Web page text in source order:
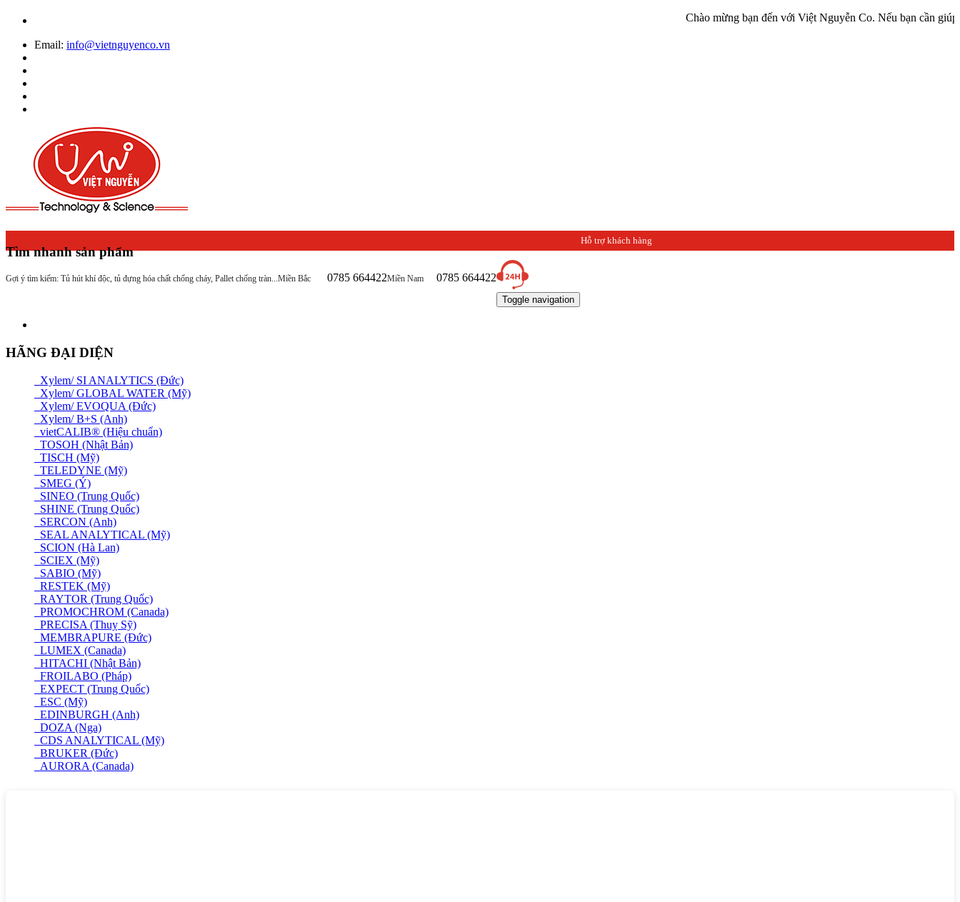
Chào mừng bạn đến với Việt Nguyễn Co. Nếu bạn cần giúp đỡ
Email: info@vietnguyenco.vn
Tìm nhanh sản phẩm
Gợi ý tìm kiếm: Tủ hút khí độc, tủ đựng hóa chất chống cháy, Pallet chống tràn...
Hỗ trợ khách hàng
Miền Bắc 0785 664422Miền Nam 0785 664422
Toggle navigation
HÃNG ĐẠI DIỆN
Xylem/ SI ANALYTICS (Đức)
Xylem/ GLOBAL WATER (Mỹ)
Xylem/ EVOQUA (Đức)
Xylem/ B+S (Anh)
vietCALIB® (Hiệu chuẩn)
TOSOH (Nhật Bản)
TISCH (Mỹ)
TELEDYNE (Mỹ)
SMEG (Ý)
SINEO (Trung Quốc)
SHINE (Trung Quốc)
SERCON (Anh)
SEAL ANALYTICAL (Mỹ)
SCION (Hà Lan)
SCIEX (Mỹ)
SABIO (Mỹ)
RESTEK (Mỹ)
RAYTOR (Trung Quốc)
PROMOCHROM (Canada)
PRECISA (Thuỵ Sỹ)
MEMBRAPURE (Đức)
LUMEX (Canada)
HITACHI (Nhật Bản)
FROILABO (Pháp)
EXPECT (Trung Quốc)
ESC (Mỹ)
EDINBURGH (Anh)
DOZA (Nga)
CDS ANALYTICAL (Mỹ)
BRUKER (Đức)
AURORA (Canada)